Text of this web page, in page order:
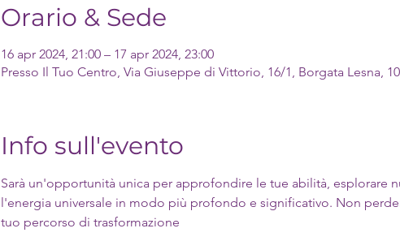
Orario & Sede
16 apr 2024, 21:00 – 17 apr 2024, 23:00
Presso Il Tuo Centro, Via Giuseppe di Vittorio, 16/1, Borgata Lesna,
Info sull'evento
Sarà un'opportunità unica per approfondire le tue abilità, esplorare
l'energia universale in modo più profondo e significativo. Non
tuo percorso di trasformazione